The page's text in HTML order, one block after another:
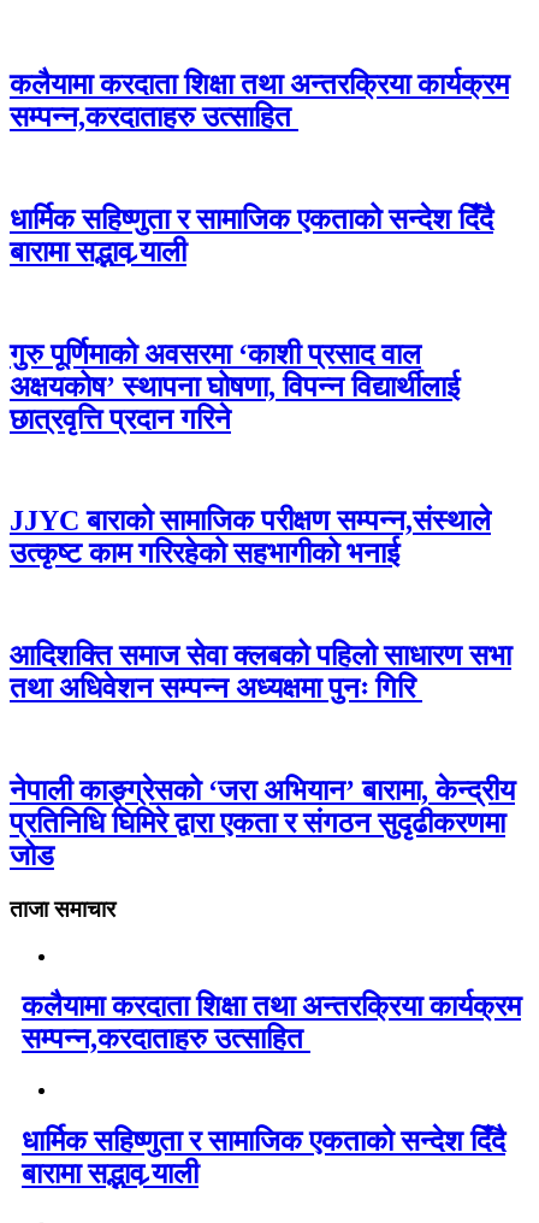
कलैयामा करदाता शिक्षा तथा अन्तरक्रिया कार्यक्रम
सम्पन्न,करदाताहरु उत्साहित
धार्मिक सहिष्णुता र सामाजिक एकताको सन्देश दिँदै
बारामा सद्भाव र्‍याली
गुरु पूर्णिमाको अवसरमा ‘काशी प्रसाद वाल
अक्षयकोष’ स्थापना घोषणा, विपन्न विद्यार्थीलाई
छात्रवृत्ति प्रदान गरिने
JJYC बाराको सामाजिक परीक्षण सम्पन्न,संस्थाले
उत्कृष्ट काम गरिरहेको सहभागीको भनाई
आदिशक्ति समाज सेवा क्लबको पहिलो साधारण सभा
तथा अधिवेशन सम्पन्न अध्यक्षमा पुनः गिरि
नेपाली काङ्ग्रेसको ‘जरा अभियान’ बारामा, केन्द्रीय
प्रतिनिधि घिमिरे द्वारा एकता र संगठन सुदृढीकरणमा
जोड
ताजा समाचार
कलैयामा करदाता शिक्षा तथा अन्तरक्रिया कार्यक्रम
सम्पन्न,करदाताहरु उत्साहित
धार्मिक सहिष्णुता र सामाजिक एकताको सन्देश दिँदै
बारामा सद्भाव र्‍याली